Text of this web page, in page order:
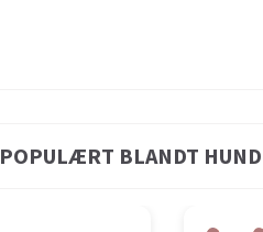
POPULÆRT BLANDT